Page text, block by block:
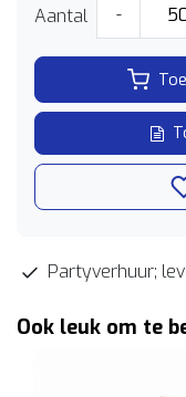
Aantal -
Partyverhuur;
Ook leuk om te